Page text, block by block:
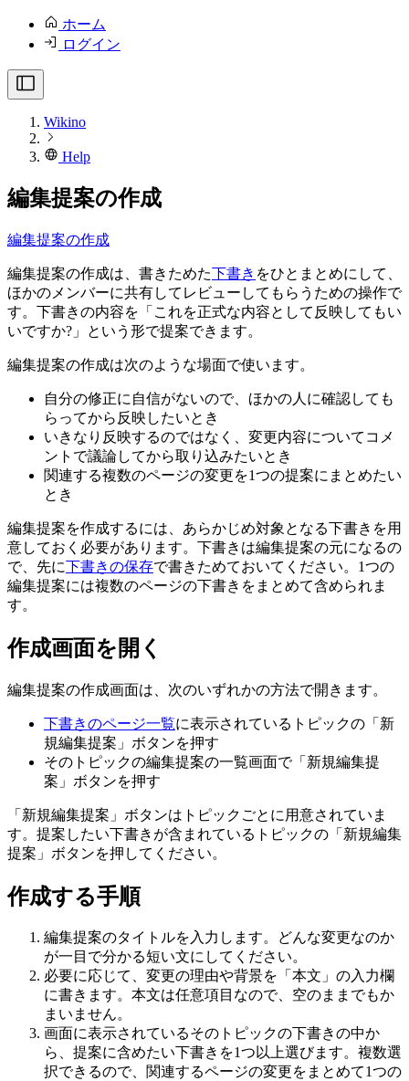
ホーム
ログイン
Wikino
Help
編集提案の作成
編集提案の作成
編集提案の作成は、書きためた下書き をひとまとめにして、
ほかのメンバーに共有してレビューしてもらうための操作で
す。下書きの内容を「これを正式な内容として反映してもい
いですか?」という形で提案できます。
編集提案の作成は次のような場面で使います。
自分の修正に自信がないので、ほかの人に確認しても
らってから反映したいとき
いきなり反映するのではなく、変更内容についてコメ
ントで議論してから取り込みたいとき
関連する複数のページの変更を1つの提案にまとめたい
とき
編集提案を作成するには、あらかじめ対象となる下書きを用
意しておく必要があります。下書きは編集提案の元になるの
で、先に下書きの保存で書きためておいてください。1つの
編集提案には複数のページの下書きをまとめて含められま
す。
作成画面を開く
編集提案の作成画面は、次のいずれかの方法で開きます。
下書きのページ一覧に表示されているトピックの「新
規編集提案」ボタンを押す
そのトピックの編集提案の一覧画面で「新規編集提
案」ボタンを押す
「新規編集提案」ボタンはトピックごとに用意されていま
す。提案したい下書きが含まれているトピックの「新規編集
提案」ボタンを押してください。
作成する手順
編集提案のタイトルを入力します。どんな変更なのか
が一目で分かる短い文にしてください。
必要に応じて、変更の理由や背景を「本文」の入力欄
に書きます。本文は任意項目なので、空のままでもか
まいません。
画面に表示されているそのトピックの下書きの中か
ら、提案に含めたい下書きを1つ以上選びます。複数選
択できるので、関連するページの変更をまとめて1つの